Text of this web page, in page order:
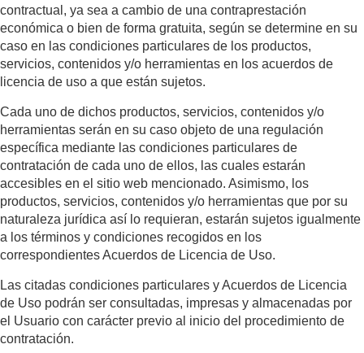
contractual, ya sea a cambio de una contraprestación
económica o bien de forma gratuita, según se determine en su
caso en las condiciones particulares de los productos,
servicios, contenidos y/o herramientas en los acuerdos de
licencia de uso a que están sujetos.
Cada uno de dichos productos, servicios, contenidos y/o
herramientas serán en su caso objeto de una regulación
específica mediante las condiciones particulares de
contratación de cada uno de ellos, las cuales estarán
accesibles en el sitio web mencionado. Asimismo, los
productos, servicios, contenidos y/o herramientas que por su
naturaleza jurídica así lo requieran, estarán sujetos igualmente
a los términos y condiciones recogidos en los
correspondientes Acuerdos de Licencia de Uso.
Las citadas condiciones particulares y Acuerdos de Licencia
de Uso podrán ser consultadas, impresas y almacenadas por
el Usuario con carácter previo al inicio del procedimiento de
contratación.